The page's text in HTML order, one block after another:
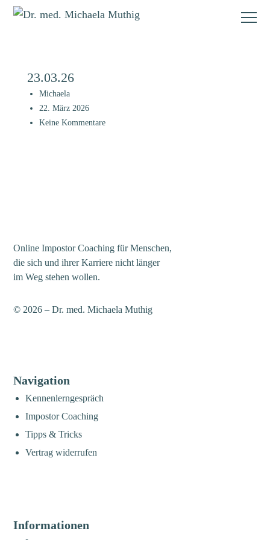
23.03.26
Michaela
22. März 2026
Keine Kommentare
Online Impostor Coaching für Menschen,
die sich und ihrer Karriere nicht länger
im Weg stehen wollen.
© 2026 – Dr. med. Michaela Muthig
Navigation
Kennenlerngespräch
Impostor Coaching
Tipps & Tricks
Vertrag widerrufen
Informationen